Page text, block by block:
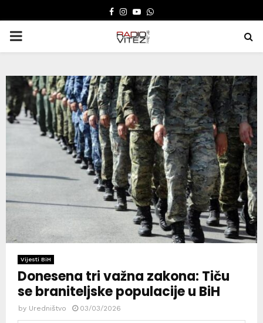
FACEBOOK
INSTAGRAM
YOUTUBE
WHATSAPP
PRIMARY
Vijesti BiH
Donesena tri važna zakona: Tiču
se braniteljske populacije u BiH
by Uredništvo 03/03/2026